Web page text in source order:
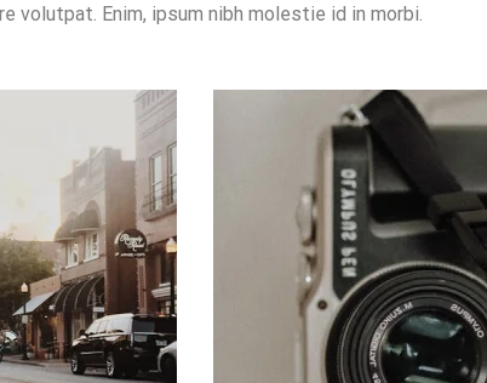
volutpat. Enim, ipsum nibh molestie id in morbi.